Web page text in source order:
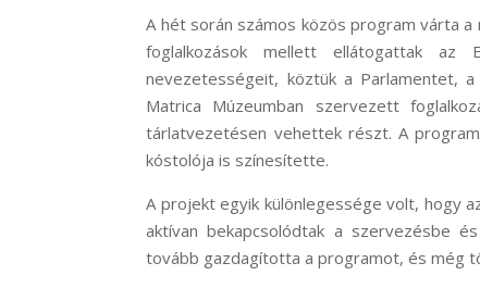
A hét során számos közös program várta
foglalkozások mellett ellátogattak az
nevezetességeit, köztük a Parlamentet,
Matrica Múzeumban szervezett
tárlatvezetésen vehettek részt. A
kóstolója is színesítette.
A projekt egyik különlegessége volt, hogy
aktívan bekapcsolódtak a szervezésbe
tovább gazdagította a programot, és még